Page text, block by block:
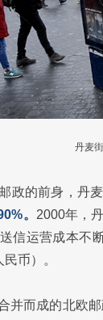
丹麦
政的前身，丹
。 2000年，
信运营成本不
币）。
并而成的北欧